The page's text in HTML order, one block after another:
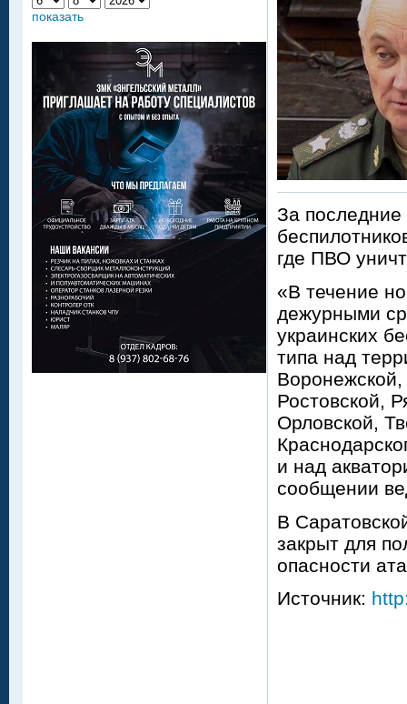
За
где ПВО
«В течение
дежурными
украинских
типа над
Воронежской,
Ростовской,
Орловской,
и над
сообщении
В
закрыт для
опасности
Источник:
показать